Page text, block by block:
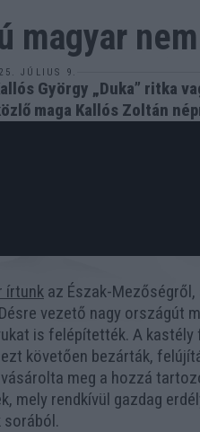
magyar
JÚLIUS 9.
György „Duka” ritka
maga Kallós Zoltán
írtunk az Észak-
vezető nagy országút
is felépítették. A
követően bezárták,
meg a hozzá
mely rendkívül gazdag
sorából.